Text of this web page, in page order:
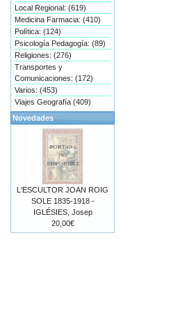
Local Regional: (619)
Medicina Farmacia: (410)
Política: (124)
Psicología Pedagogía: (89)
Religiones: (276)
Transportes y
Comunicaciones: (172)
Varios: (453)
Viajes Geografía (409)
Novedades
L'ESCULTOR JOAN ROIG
SOLE 1835-1918 -
IGLÉSIES, Josep
20,00€